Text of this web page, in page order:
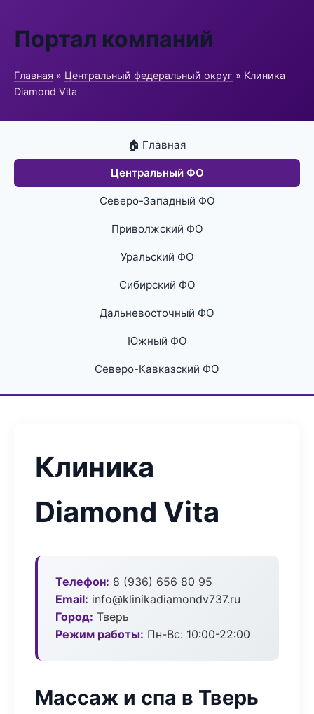
Портал компаний
Главная » Центральный федеральный округ » Клиника
Diamond Vita
🏠 Главная
Центральный ФО
Северо-Западный ФО
Приволжский ФО
Уральский ФО
Сибирский ФО
Дальневосточный ФО
Южный ФО
Северо-Кавказский ФО
Клиника
Diamond Vita
Телефон: 8 (936) 656 80 95
Email: info@klinikadiamondv737.ru
Город: Тверь
Режим работы: Пн-Вс: 10:00-22:00
Массаж и спа в Тверь